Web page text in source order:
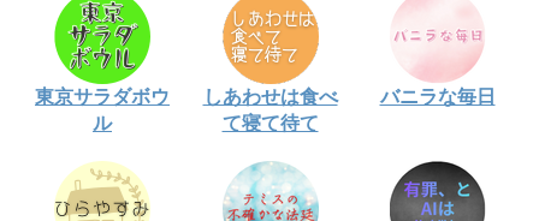
東京サラダボウ
ル
しあわせは食べ
て寝て待て
バニラな毎日